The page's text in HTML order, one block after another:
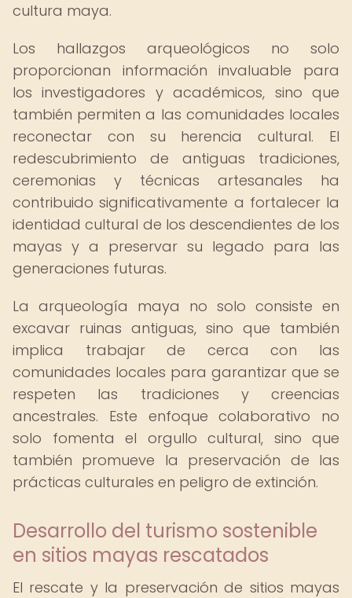
cultura maya.
Los hallazgos arqueológicos no solo
proporcionan información invaluable para
los investigadores y académicos, sino que
también permiten a las comunidades locales
reconectar con su herencia cultural. El
redescubrimiento de antiguas tradiciones,
ceremonias y técnicas artesanales ha
contribuido significativamente a fortalecer la
identidad cultural de los descendientes de los
mayas y a preservar su legado para las
generaciones futuras.
La arqueología maya no solo consiste en
excavar ruinas antiguas, sino que también
implica trabajar de cerca con las
comunidades locales para garantizar que se
respeten las tradiciones y creencias
ancestrales. Este enfoque colaborativo no
solo fomenta el orgullo cultural, sino que
también promueve la preservación de las
prácticas culturales en peligro de extinción.
Desarrollo del turismo sostenible
en sitios mayas rescatados
El rescate y la preservación de sitios mayas